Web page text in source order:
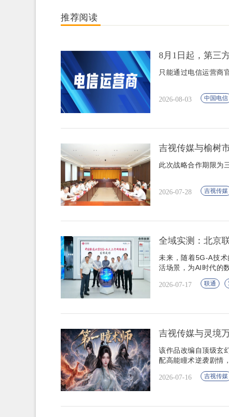
推荐阅读
8月1日起，第三
只能通过电信运营商
2026-08-03 中国电信
吉视传媒与榆树
此次战略合作期限为
2026-07-28 吉视传媒
全域实测：北京
未来，随着5G-A技
活场景，为AI时代的
2026-07-17 联通
吉视传媒与灵境
该作品改编自顶级玄
配高能瞳术逆袭剧情
2026-07-16 吉视传媒